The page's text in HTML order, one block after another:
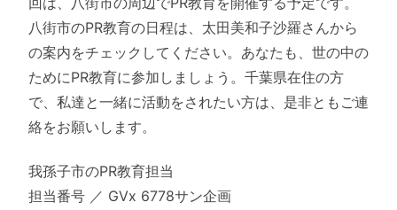
八街市のPR教育の日程は、太田美和子沙羅さんから
の案内をチェックしてください。あなたも、世の中の
ためにPR教育に参加しましょう。千葉県在住の方
で、私達と一緒に活動をされたい方は、是非ともご連
絡をお願いします。
我孫子市のPR教育担当
担当番号 ／ GVx 6778サン企画